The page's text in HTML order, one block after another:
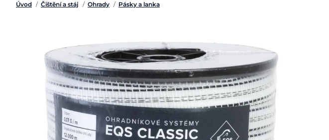
Úvod / Čištění a stáj / Ohrady / Pásky a lanka